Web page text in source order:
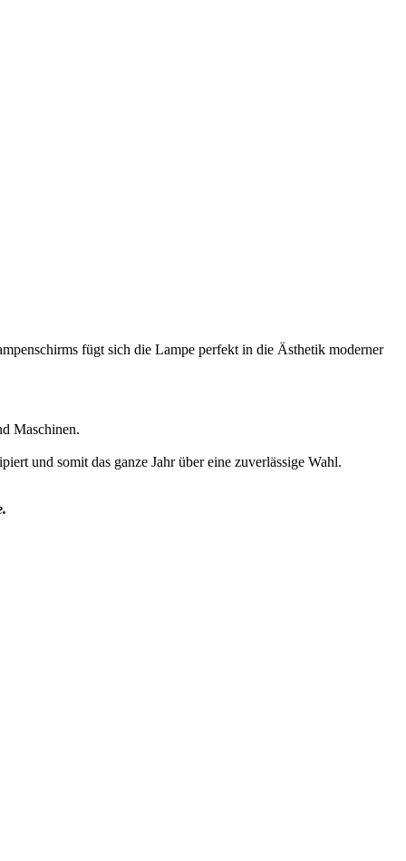
fügt sich die Lampe perfekt in die Ästhetik moderner
Maschinen.
und somit das ganze Jahr über eine zuverlässige Wahl.